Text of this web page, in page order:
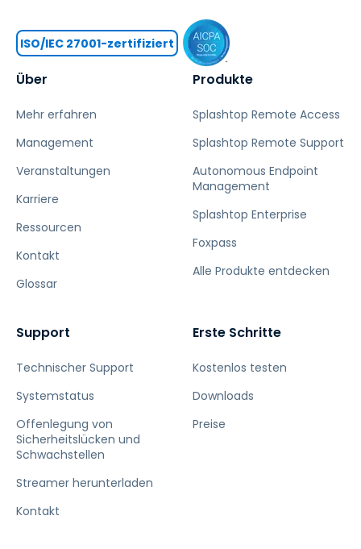
Über
Mehr erfahren
Management
Veranstaltungen
Karriere
Ressourcen
Kontakt
Glossar
Produkte
Splashtop Remote Access
Splashtop Remote Support
Autonomous Endpoint
Management
Splashtop Enterprise
Foxpass
Alle Produkte entdecken
Support
Technischer Support
Systemstatus
Offenlegung von
Sicherheitslücken und
Schwachstellen
Streamer herunterladen
Kontakt
Erste Schritte
Kostenlos testen
Downloads
Preise
ISO/IEC 27001-zertifiziert